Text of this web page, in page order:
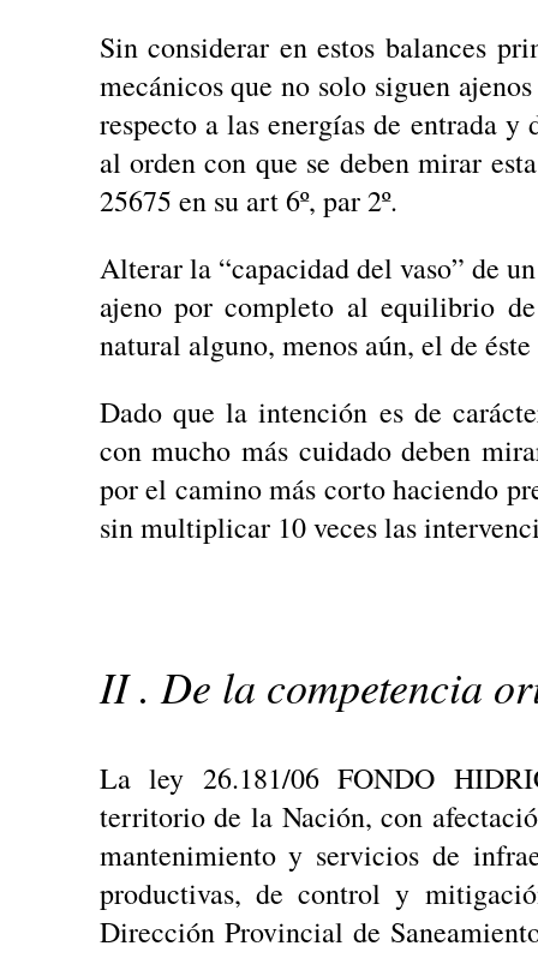
Sin considerar en estos balances
mecánicos que no solo siguen
respecto a las energías de entrada y
al orden con que se deben mirar
25675 en su art 6º, par 2º.
Alterar la “capacidad del vaso” de
ajeno por completo al equilibrio
natural alguno, menos aún, el de
Dado que la intención es de
con mucho más cuidado deben
por el camino más corto haciendo
sin multiplicar 10 veces las
II . De la competencia
La ley 26.181/06 FONDO
territorio de la Nación, con
mantenimiento y servicios de
productivas, de control y
Dirección Provincial de